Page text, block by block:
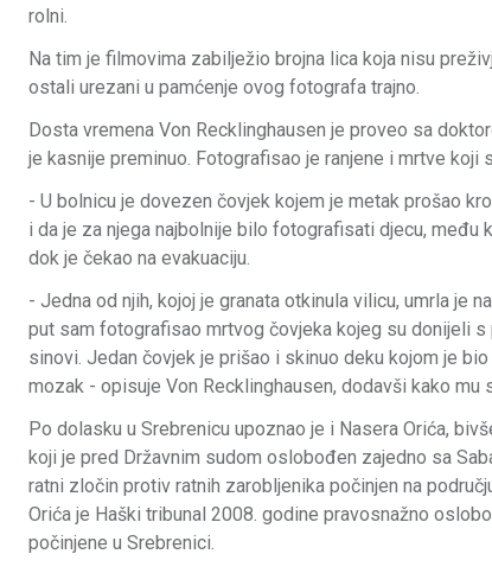
rolni.
Na tim je filmovima zabilježio brojna lica koja nisu
ostali urezani u pamćenje ovog fotografa trajno.
Dosta vremena Von Recklinghausen je proveo sa
je kasnije preminuo. Fotografisao je ranjene i mrtve
- U bolnicu je dovezen čovjek kojem je metak prošao
i da je za njega najbolnije bilo fotografisati djecu, među
dok je čekao na evakuaciju.
- Jedna od njih, kojoj je granata otkinula vilicu, umrla je
put sam fotografisao mrtvog čovjeka kojeg su donijeli
sinovi. Jedan čovjek je prišao i skinuo deku kojom je
mozak - opisuje Von Recklinghausen, dodavši kako
Po dolasku u Srebrenicu upoznao je i Nasera Orića,
koji je pred Državnim sudom oslobođen zajedno sa
ratni zločin protiv ratnih zarobljenika počinjen na
Orića je Haški tribunal 2008. godine pravosnažno
počinjene u Srebrenici.